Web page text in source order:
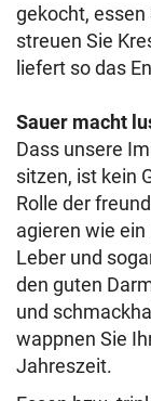
gekocht, essen
streuen Sie
liefert so das
Sauer macht
Dass unsere
sitzen, ist kein
Rolle der
agieren wie
Leber und
den guten
und
wappnen Sie
Jahreszeit.